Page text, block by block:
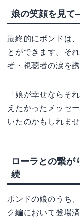
娘の笑顔を見
最終的にポンドは
とができます。そ
者・視聴者の涙を誘
「娘が幸せならそ
えたかったメッセ
いたのかもしれませ
ローラとの繋
続
ポンドの娘のうち
ク編において登場